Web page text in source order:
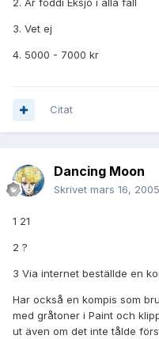
2. Är föddi Eksjö i alla fall
3. Vet ej
4. 5000 - 7000 kr
Citat
Dancing Moon
Skrivet mars 16, 2005
1 21
2 ?
3 Via internet beställde en
Har också en kompis som
med gråtoner i Paint och
ut även om det inte tålde